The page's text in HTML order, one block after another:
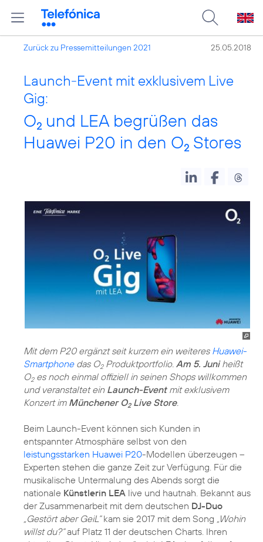
Zurück zu Pressemitteilungen 2021 25.05.2018
Launch-Event mit exklusivem Live
Gig:
O2 und LEA begrüßen das
Huawei P20 in den O2 Stores
Mit dem P20 ergänzt seit kurzem ein weiteres Huawei-
Smartphonedas O2Produktportfolio. Am 5. Juniheißt
O2es noch einmal offiziell in seinen Shops willkommen
und veranstaltet ein Launch-Eventmit exklusivem
Konzert im Münchener O2Live Store.
Beim Launch-Event können sich Kunden in
entspannter Atmosphäre selbst von den
leistungsstarken Huawei P20-Modellen überzeugen –
Experten stehen die ganze Zeit zur Verfügung. Für die
musikalische Untermalung des Abends sorgt die
nationale Künstlerin LEA live und hautnah. Bekannt aus
der Zusammenarbeit mit dem deutschen DJ-Duo
„Gestört aber GeiL“kam sie 2017 mit dem Song „Wohin
willst du?“auf Platz 11 der deutschen Charts. Ihren